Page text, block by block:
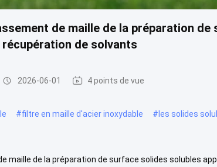
de maille de la préparation
de solvants
2026-06-01 4 points de vue
#filtre en maille d'acier inoxydable #les solides
maille de la préparation de surface solides solubles